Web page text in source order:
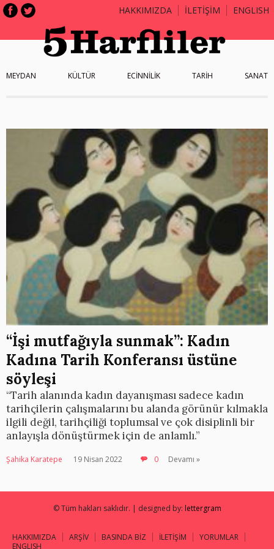
HAKKIMIZDA İLETİŞİM ENGLISH
MEYDAN KÜLTÜR ECİNNİLİK TARİH SANAT
“İşi mutfağıyla sunmak”: Kadın
Kadına Tarih Konferansı üstüne
söyleşi
“Tarih alanında kadın dayanışması sadece kadın
tarihçilerin çalışmalarını bu alanda görünür kılmakla
ilgili değil, tarihçiliği toplumsal ve çok disiplinli bir
anlayışla dönüştürmek için de anlamlı.”
Şahika Karatepe 19 Nisan 2022 0 Devamı »
© Tüm hakları saklıdır. | designed by: lettergram
HAKKIMIZDA ARŞİV BASINDA BİZ İLETİŞİM
YORUMLAR
ENGLISH